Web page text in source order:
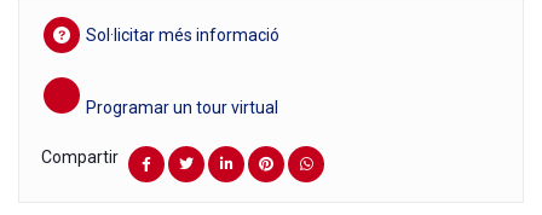
Sol·licitar més informació
Programar un tour virtual
Compartir